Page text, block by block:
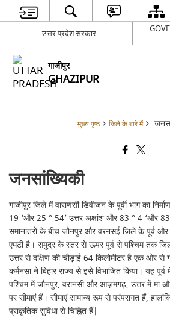
उत्तर प्रदेश सरकार
गाजीपुर
GHAZIPUR
मुख्य पृष्ठ जिले के बारे में
जनसांख्यिकी
गाजीपुर जिले में वाराणसी डिवीजन के पूर्वी भाग का
19 ‘और 25 ° 54’ उत्तर अक्षांश और 83 ° 4 ‘और 83
समानांतरों के बीच जौनपुर और वरनसई जिले के पूर्व
एमटी है। समुद्र के स्तर से ऊपर पूर्व से पश्चिम तक
उत्तर से दक्षिण की चौड़ाई 64 किलोमीटर है एक ओर से
कर्मनसा ने बिहार राज्य से इसे विभाजित किया। यह पूर्व
पश्चिम में जौनपुर, वरानसी और आज़मगढ़, उत्तर में मा
पर सीमाएं हैं। सीमाएं सामान्य रूप से परंपरागत हैं,
प्राकृतिक सुविधा से चिह्नित हैं|